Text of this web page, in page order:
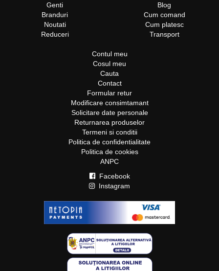
Genti
Branduri
Noutati
Reduceri
Blog
Cum comand
Cum platesc
Transport
Contul meu
Cosul meu
Cauta
Contact
Formular retur
Modificare consimtamant
Solicitare date personale
Returnarea produselor
Termeni si conditii
Politica de confidentialitate
Politica de cookies
ANPC
Facebook
Instagram